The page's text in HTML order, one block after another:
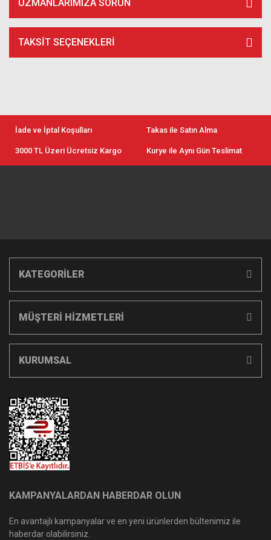
UZMANLARIMIZA SORUN
TAKSIT SEÇENEKLERI
İade ve İptal Koşulları Takas ile Satın Alma
3000 TL Üzeri Ücretsiz Kargo Kurye ile Aynı Gün Teslimat
KATEGORİLER
MÜŞTERİ HİZMETLERİ
KURUMSAL
KAMPANYALARDAN HABERDAR OLUN
En avantajlı kampanyalar ve en yeni ürünlerden bültenimiz ile
haberdar olabilirsiniz.